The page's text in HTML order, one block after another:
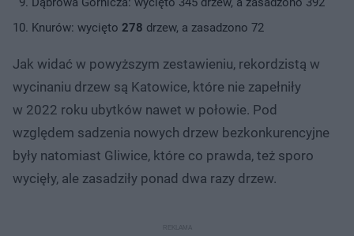
Knurów: wycięto 278 drzew, a zasadzono 72
Jak widać w powyższym zestawieniu, rekordzistą w
wycinaniu drzew są Katowice, które nie zapełniły
w 2022 roku ubytków nawet w połowie. Pod
względem sadzenia nowych drzew bezkonkurencyjne
były natomiast Gliwice, które co prawda, też sporo
wycięły, ale zasadziły ponad dwa razy drzew.